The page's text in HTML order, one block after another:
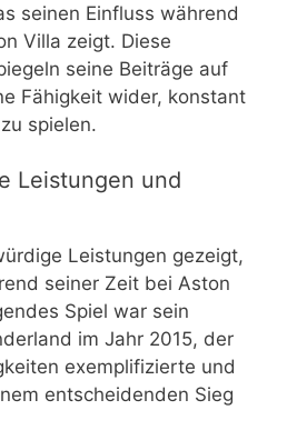
seinen Einfluss während
Villa zeigt. Diese
seine Beiträge auf
Fähigkeit wider, konstant
spielen.
Leistungen und
Leistungen gezeigt,
seiner Zeit bei Aston
Spiel war sein
im Jahr 2015, der
exemplifizierte und
entscheidenden Sieg